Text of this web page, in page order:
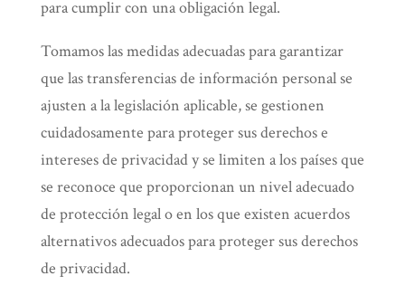
para cumplir con una obligación legal.
Tomamos las medidas adecuadas para garantizar
que las transferencias de información personal se
ajusten a la legislación aplicable, se gestionen
cuidadosamente para proteger sus derechos e
intereses de privacidad y se limiten a los países que
se reconoce que proporcionan un nivel adecuado
de protección legal o en los que existen acuerdos
alternativos adecuados para proteger sus derechos
de privacidad.